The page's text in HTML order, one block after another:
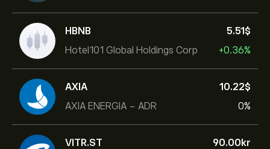
HBNB
Hotel101 Global Holdings Corp
5.51‎$‎
+0.36%
AXIA
AXIA ENERGIA - ADR
10.22‎$‎
0%
VITR.ST
90.00‎kr‎